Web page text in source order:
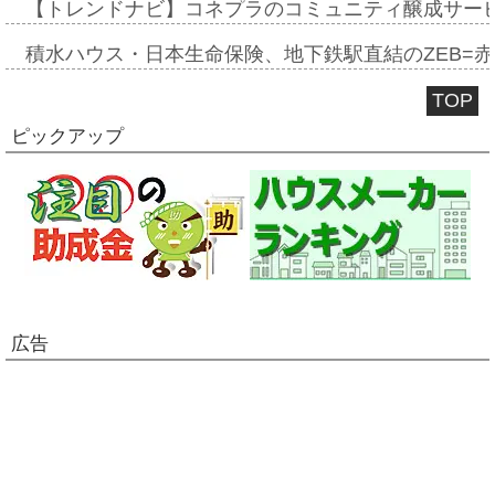
【トレンドナビ】コネプラのコミュニティ醸成サ
積水ハウス・日本生命保険、地下鉄駅直結のZEB=
TOP
ピックアップ
広告